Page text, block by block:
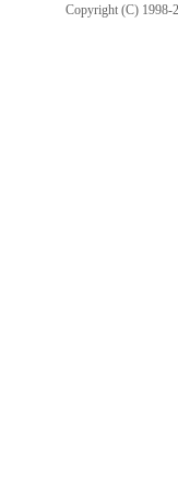
Copyright (C) 1998-